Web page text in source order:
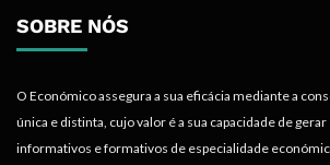
SOBRE NÓS
O Económico assegura a sua eficácia mediante a
única e distinta, cujo valor é a sua capacidade de
informativos e formativos de especialidade